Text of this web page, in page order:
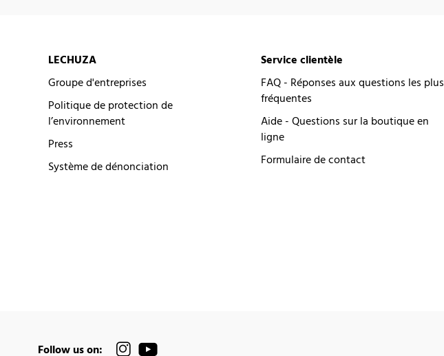
LECHUZA
Groupe d'entreprises
Politique de protection de
l’environnement
Press
Système de dénonciation
Service clientèle
FAQ - Réponses aux questions les plus
fréquentes
Aide - Questions sur la boutique en
ligne
Formulaire de contact
Follow us on: